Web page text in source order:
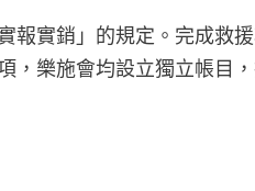
報實銷」的規定。完成救
，樂施會均設立獨立帳目